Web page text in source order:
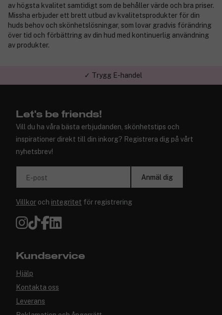
av högsta kvalitet samtidigt som de behåller värde och bra priser.
Missha erbjuder ett brett utbud av kvalitetsprodukter för din
huds behov och skönhetslösningar, som lovar gradvis förändring
över tid och förbättring av din hud med kontinuerlig användning
av produkter.
✓ Trygg E-handel
Let's be friends!
Vill du ha våra bästa erbjudanden, skönhetstips och
inspirationer direkt till din inkorg? Registrera dig på vårt
nyhetsbrev!
E-post Anmäl dig
Villkor och integritet för registrering
Kundservice
Hjälp
Kontakta oss
Leverans